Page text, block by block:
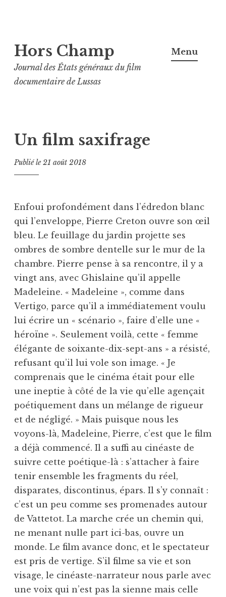
au
contenu
principal
Hors Champ
Journal des États généraux du film
documentaire de Lussas
Menu
Un film saxifrage
Publié le21 août 2018
Enfoui profondément dans l’édredon blanc
qui l’enveloppe, Pierre Creton ouvre son œil
bleu. Le feuillage du jardin projette ses
ombres de sombre dentelle sur le mur de la
chambre. Pierre pense à sa rencontre, il y a
vingt ans, avec Ghislaine qu’il appelle
Madeleine. « Madeleine », comme dans
Vertigo, parce qu’il a immédiatement voulu
lui écrire un « scénario », faire d’elle une «
héroïne ». Seulement voilà, cette « femme
élégante de soixante-dix-sept-ans » a résisté,
refusant qu’il lui vole son image. « Je
comprenais que le cinéma était pour elle
une ineptie à côté de la vie qu’elle agençait
poétiquement dans un mélange de rigueur
et de négligé. » Mais puisque nous les
voyons-là, Madeleine, Pierre, c’est que le film
a déjà commencé. Il a suffi au cinéaste de
suivre cette poétique-là : s’attacher à faire
tenir ensemble les fragments du réel,
disparates, discontinus, épars. Il s’y connaît :
c’est un peu comme ses promenades autour
de Vattetot. La marche crée un chemin qui,
ne menant nulle part ici-bas, ouvre un
monde. Le film avance donc, et le spectateur
est pris de vertige. S’il filme sa vie et son
visage, le cinéaste-narrateur nous parle avec
une voix qui n’est pas la sienne mais celle